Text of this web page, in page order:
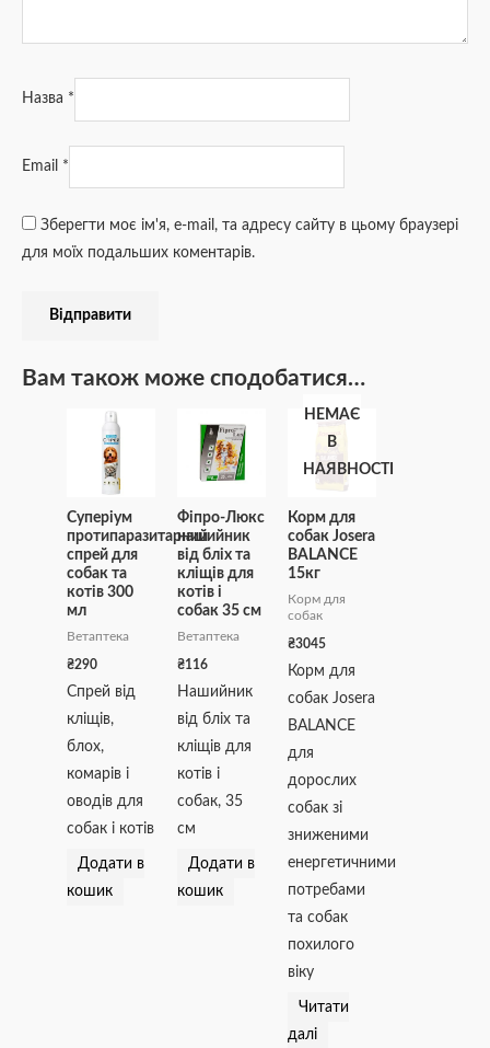
Назва *
Email *
Зберегти моє ім'я, e-mail, та адресу сайту в цьому браузері
для моїх подальших коментарів.
Вам також може сподобатися…
Суперіум
протипаразитарний
спрей для
собак та
котів 300
мл
Ветаптека
₴290
Спрей від
кліщів,
блох,
комарів і
оводів для
собак і котів
Додати в
кошик
Фіпро-Люкс
нашийник
від бліх та
кліщів для
котів і
собак 35 см
Ветаптека
₴116
Нашийник
від бліх та
кліщів для
котів і
собак, 35
см
Додати в
кошик
НЕМАЄ
В
НАЯВНОСТІ
Корм для
собак Josera
BALANCE
15кг
Корм для
собак
₴3045
Корм для
собак Josera
BALANCE
для
дорослих
собак зі
зниженими
енергетичними
потребами
та собак
похилого
віку
Читати
далі